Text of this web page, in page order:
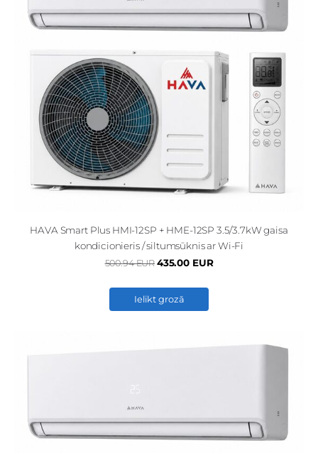
HAVA Smart Plus HMI-12SP + HME-12SP 3.5/3.7kW gaisa
kondicionieris / siltumsūknis ar Wi-Fi
500.94 EUR 435.00 EUR
Ielikt grozā